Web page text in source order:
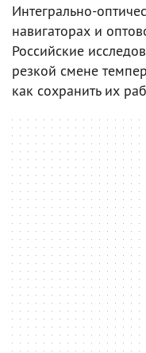
Интегрально-
навигаторах и
Российские
резкой смене
как сохранить их